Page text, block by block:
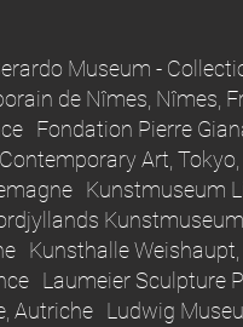
Museum -
de Nîmes, Nîmes,
Fondation Pierre
Art,
Kunstmuseum
Kunsthalle
Laumeier Sculpture
Autriche Ludwig